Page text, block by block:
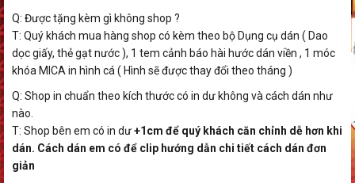
Q: Được tặng kèm gì không shop ?
T: Quý khách mua hàng shop có kèm theo bộ Dụng cụ dán ( Dao
dọc giấy, thẻ gạt nước ), 1 tem cảnh báo hài hước dán viền , 1 móc
khóa MICA in hình cá ( Hình sẽ được thay đổi theo tháng )
Q: Shop in chuẩn theo kích thước có in dư không và cách dán như
nào.
T: Shop bên em có in dư+1cm để quý khách căn chỉnh dễ hơn khi
dán. Cách dán em có để clip hướng dẫn chi tiết cách dán đơn
giản